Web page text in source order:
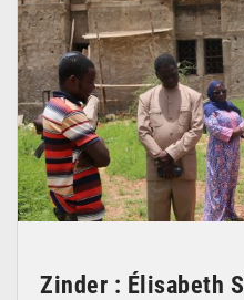
Zinder : Élisabeth